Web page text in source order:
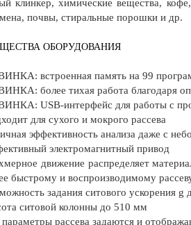
клинкер, химические вещества,
почвы, стиральные порошки и др.
ОБОРУДОВАНИЯ
встроенная память на 99
более тихая работа благодаря
USB-интерфейс для работы с
для сухого и мокрого рассева
эффективность анализа даже с
электромагнитный привод
движение распределяет
быстрому и воспроизводимому
задания ситового ускорения
ситовой колонны до 510 мм
рассева задаются и